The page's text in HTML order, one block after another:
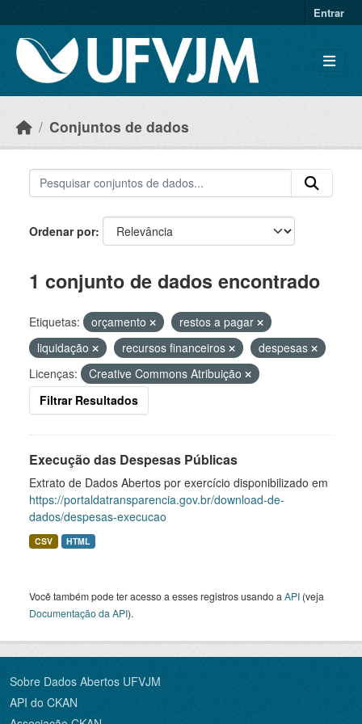
Entrar
Conjuntos de dados
Ordenar por
1 conjunto de dados encontrado
Etiquetas: orçamento
restos a pagar
liquidação
recursos financeiros
despesas
Licenças:
Creative Commons Atribuição
Filtrar Resultados
Execução das Despesas Públicas
Extrato de Dados Abertos por exercício disponibilizado em
https://portaldatransparencia.gov.br/download-de-
dados/despesas-execucao
CSV HTML
Você também pode ter acesso a esses registros usando a API (veja
Documentação da API).
Sobre Dados Abertos UFVJM
API do CKAN